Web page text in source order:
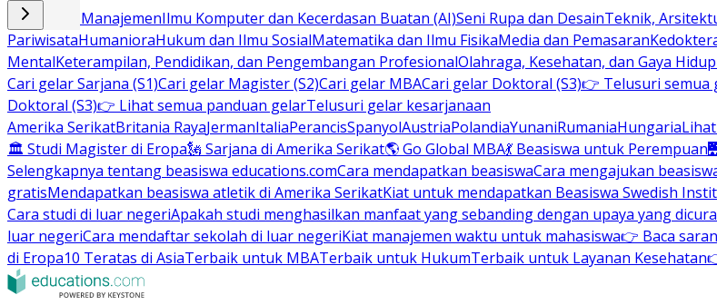
Bisnis dan ManajemenIlmu Komputer dan Kecerdasan Buatan (AI)Seni Rupa dan DesainTeknik,
PariwisataHumanioraHukum dan Ilmu SosialMatematika dan Ilmu FisikaMedia dan Pemasaran
MentalKeterampilan, Pendidikan, dan Pengembangan ProfesionalOlahraga, Kesehatan, dan Gaya Hidup
Cari gelar Sarjana (S1)Cari gelar Magister (S2)Cari gelar MBACari gelar Doktoral (S3)👉 Telusuri semua
Doktoral (S3)👉 Lihat semua panduan gelarTelusuri gelar kesarjanaan
Amerika SerikatBritania RayaJermanItaliaPerancisSpanyolAustriaPolandiaYunaniRumaniaHungaria
🏛 Studi Magister di Eropa🗽 Sarjana di Amerika Serikat🌎 Go Global MBA💃 Beasiswa untuk Perempuan
Selengkapnya tentang beasiswa educations.comCara mendapatkan beasiswaCara mengajukan
gratisMendapatkan beasiswa atletik di Amerika SerikatKiat untuk mendapatkan Beasiswa Swedish
Cara studi di luar negeriApakah studi menghasilkan manfaat yang sebanding dengan upaya yang
luar negeriCara mendaftar sekolah di luar negeriKiat manajemen waktu untuk mahasiswa👉 Baca
di Eropa10 Teratas di AsiaTerbaik untuk MBATerbaik untuk HukumTerbaik untuk Layanan Kesehatan